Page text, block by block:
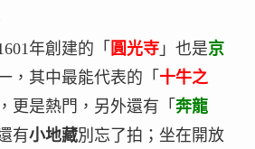
年創建的「 圓光寺」也是京
，其中最能代表的「 十牛之
更是熱門，另外還有「 奔龍
有小地藏別忘了拍；坐在開放